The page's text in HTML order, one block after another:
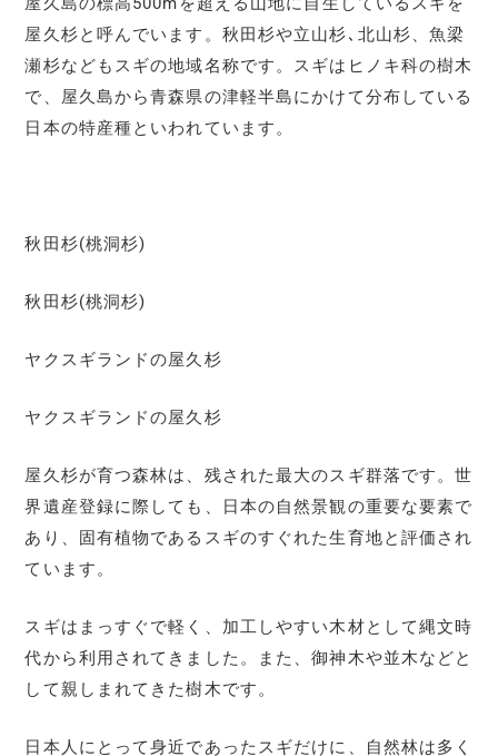
屋久杉と呼んでいます。秋田杉や立山杉､北山杉、魚梁
瀬杉などもスギの地域名称です。スギはヒノキ科の樹木
で、屋久島から青森県の津軽半島にかけて分布している
日本の特産種といわれています。
秋田杉(桃洞杉)
秋田杉(桃洞杉)
ヤクスギランドの屋久杉
ヤクスギランドの屋久杉
屋久杉が育つ森林は、残された最大のスギ群落です。世
界遺産登録に際しても、日本の自然景観の重要な要素で
あり、固有植物であるスギのすぐれた生育地と評価され
ています。
スギはまっすぐで軽く、加工しやすい木材として縄文時
代から利用されてきました。また、御神木や並木などと
して親しまれてきた樹木です。
日本人にとって身近であったスギだけに、自然林は多く